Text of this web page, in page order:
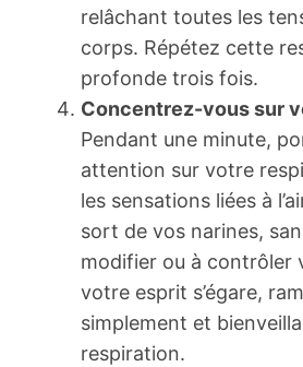
relâchant toutes les
corps. Répétez cette
profonde trois fois.
Concentrez-vous sur
Pendant une minute,
attention sur votre
les sensations liées à
sort de vos narines,
modifier ou à contrôler
votre esprit s’égare,
simplement et
respiration.